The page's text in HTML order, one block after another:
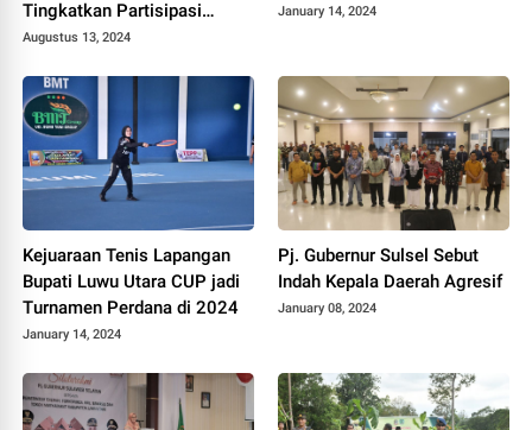
Tingkatkan Partisipasi
Masyarakat Menuju Pemilu
Augustus 13, 2024
January 14, 2024
Kejuaraan Tenis Lapangan
Bupati Luwu Utara CUP jadi
Turnamen Perdana di 2024
January 14, 2024
Pj. Gubernur Sulsel Sebut
Indah Kepala Daerah Agresif
January 08, 2024